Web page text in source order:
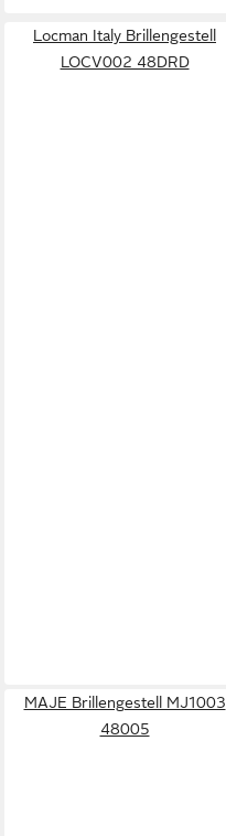
Locman Italy Brillengestell
LOCV002 48DRD
MAJE Brillengestell MJ1003
48005